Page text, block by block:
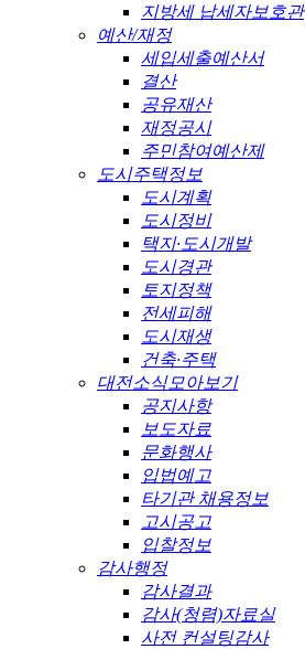
지방세 납세자보호관
예산/재정
세입세출예산서
결산
공유재산
재정공시
주민참여예산제
도시주택정보
도시계획
도시정비
택지·도시개발
도시경관
토지정책
전세피해
도시재생
건축·주택
대전소식모아보기
공지사항
보도자료
문화행사
입법예고
타기관 채용정보
고시공고
입찰정보
감사행정
감사결과
감사(청렴)자료실
사전 컨설팅감사